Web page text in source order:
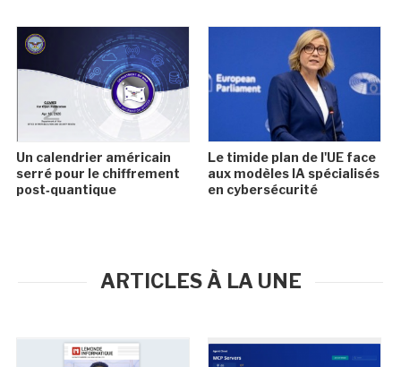
Un calendrier américain
serré pour le chiffrement
post‑quantique
Le timide plan de l'UE face
aux modèles IA spécialisés
en cybersécurité
ARTICLES À LA UNE